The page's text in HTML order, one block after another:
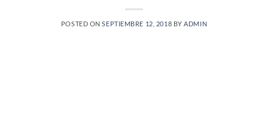
POSTED ONSEPTIEMBRE 12, 2018 BY ADMIN